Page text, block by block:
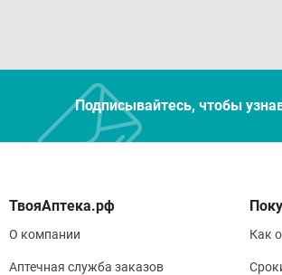
Подписывайтесь, чтобы
О компании
Аптечная служба заказов
Как